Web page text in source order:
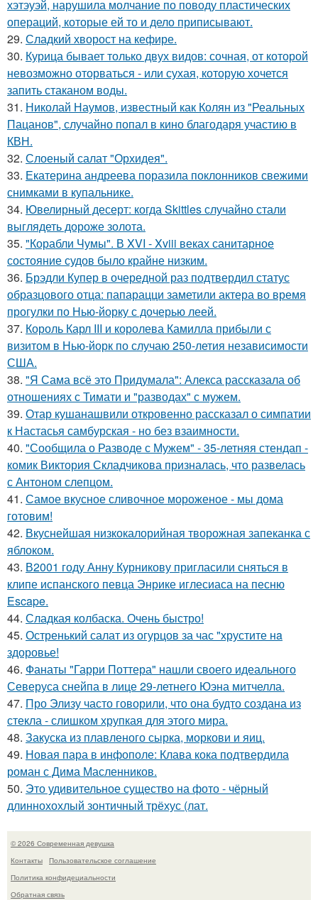
хэтэуэй, нарушила молчание по поводу пластических
операций, которые ей то и дело приписывают.
29. Сладкий хворост на кефире.
30. Курица бывает только двух видов: сочная, от которой
невозможно оторваться - или сухая, которую хочется
запить стаканом воды.
31. Николай Наумов, известный как Колян из "Реальных
Пацанов", случайно попал в кино благодаря участию в
КВН.
32. Слоеный салат "Орхидея".
33. Екатерина андреева поразила поклонников свежими
снимками в купальнике.
34. Ювелирный десерт: когда Skittles случайно стали
выглядеть дороже золота.
35. "Корабли Чумы". В XVI - Xviii веках санитарное
состояние судов было крайне низким.
36. Брэдли Купер в очередной раз подтвердил статус
образцового отца: папарацци заметили актера во время
прогулки по Нью-йорку с дочерью леей.
37. Король Карл III и королева Камилла прибыли с
визитом в Нью-йорк по случаю 250-летия независимости
США.
38. "Я Сама всё это Придумала": Алекса рассказала об
отношениях с Тимати и "разводах" с мужем.
39. Отар кушанашвили откровенно рассказал о симпатии
к Настасья самбурская - но без взаимности.
40. "Сообщила о Разводе с Мужем" - 35-летняя стендап -
комик Виктория Складчикова призналась, что развелась
с Антоном слепцом.
41. Самое вкусное сливочное мороженое - мы дома
готовим!
42. Вкуснейшая низкокалорийная творожная запеканка с
яблоком.
43. В2001 году Анну Курникову пригласили сняться в
клипе испанского певца Энрике иглесиаса на песню
Escape.
44. Сладкая колбаска. Очень быстро!
45. Остренький салат из огурцов за час "хрустите нa
здоровье!
46. Фанаты "Гарри Поттера" нашли своего идеального
Северуса снейпа в лице 29-летнего Юэна митчелла.
47. Про Элизу часто говорили, что она будто создана из
стекла - слишком хрупкая для этого мира.
48. Закуска из плавленого сырка, моркови и яиц.
49. Новая пара в инфополе: Клава кока подтвердила
роман с Дима Масленников.
50. Это удивительное существо на фото - чёрный
длиннохохлый зонтичный трёхус (лат.
© 2026 Современная девушка
Контакты
Пользовательское соглашение
Политика конфидециальности
Обратная связь